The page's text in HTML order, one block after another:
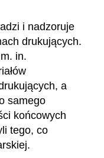
i nadzoruje
drukujących.
in.
a
samego
końcowych
tego, co